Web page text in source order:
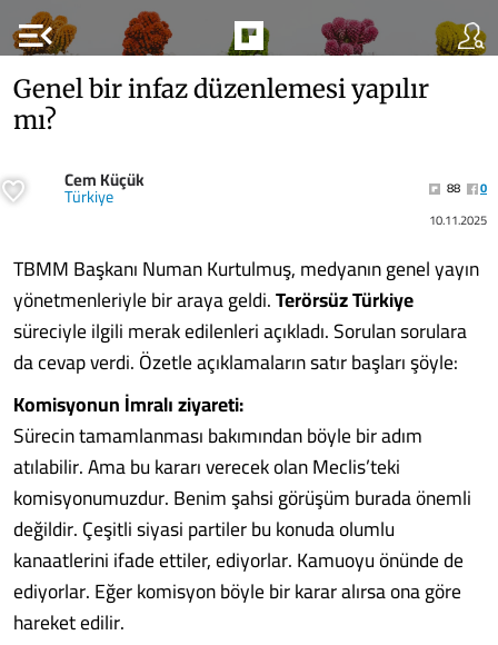
menu_open
Genel bir infaz düzenlemesi yapılır
mı?
Cem Küçük
Türkiye 88
0
10.11.2025
TBMM Başkanı Numan Kurtulmuş, medyanın genel yayın
yönetmenleriyle bir araya geldi.Terörsüz Türkiye
süreciyle ilgili merak edilenleri açıkladı. Sorulan sorulara
da cevap verdi. Özetle açıklamaların satır başları şöyle:
Komisyonun İmralı ziyareti:
Sürecin tamamlanması bakımından böyle bir adım
atılabilir. Ama bu kararı verecek olan Meclis’teki
komisyonumuzdur. Benim şahsi görüşüm burada önemli
değildir. Çeşitli siyasi partiler bu konuda olumlu
kanaatlerini ifade ettiler, ediyorlar. Kamuoyu önünde de
ediyorlar. Eğer komisyon böyle bir karar alırsa ona göre
hareket edilir.